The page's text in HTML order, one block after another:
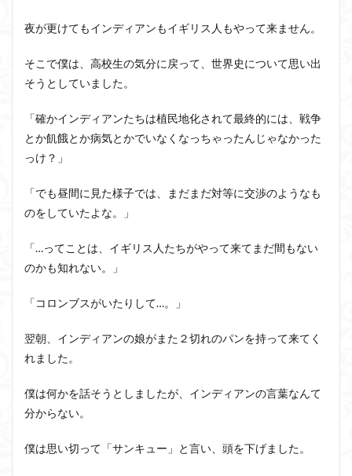
夜が更けてもインディアンもイギリス人もやって来ません。
そこで僕は、高校生の気分に戻って、世界史について思い出
そうとしていました。
「確かインディアンたちは植民地化されて最終的には、戦争
とか飢餓とか病気とかでいなくなっちゃったんじゃなかった
っけ？」
「でも昼間に見た様子では、まだまだ対等に交渉のようなも
のをしていたよな。」
「…ってことは、イギリス人たちがやって来てまだ間もない
のかも知れない。」
「コロンブスがいたりして…。」
翌朝、インディアンの娘がまた２切れのパンを持って来てく
れました。
僕は何かを話そうとしましたが、インディアンの言葉なんて
分からない。
僕は思い切って「サンキュー」と言い、頭を下げました。